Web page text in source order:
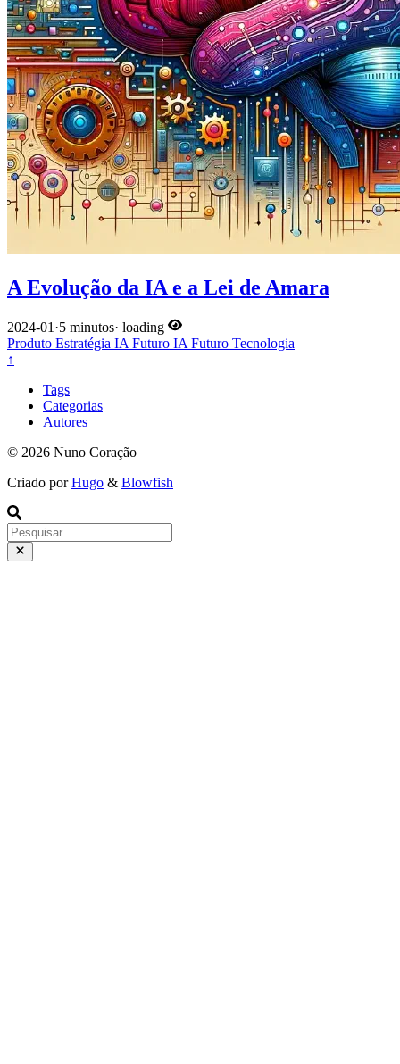
A Evolução da IA e a Lei de Amara
2024-01 ·5 minutos· loading
Produto Estratégia IA Futuro IA Futuro Tecnologia
↑
Tags
Categorias
Autores
© 2026 Nuno Coração
Criado porHugo & Blowfish